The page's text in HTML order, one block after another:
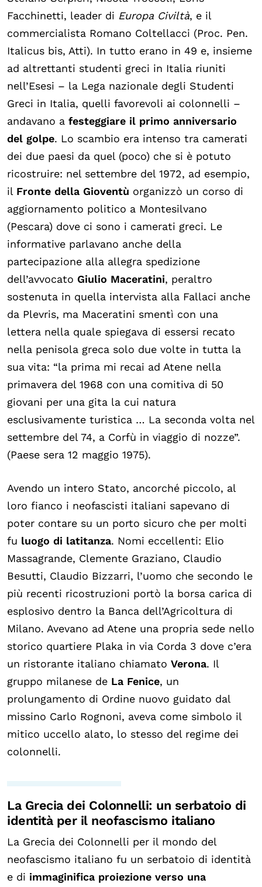
Facchinetti, leader di Europa Civiltà, e il
commercialista Romano Coltellacci (Proc. Pen.
Italicus bis, Atti). In tutto erano in 49 e, insieme
ad altrettanti studenti greci in Italia riuniti
nell’Esesi – la Lega nazionale degli Studenti
Greci in Italia, quelli favorevoli ai colonnelli –
andavano a festeggiare il primo anniversario
del golpe. Lo scambio era intenso tra camerati
dei due paesi da quel (poco) che si è potuto
ricostruire: nel settembre del 1972, ad esempio,
il Fronte della Gioventù organizzò un corso di
aggiornamento politico a Montesilvano
(Pescara) dove ci sono i camerati greci. Le
informative parlavano anche della
partecipazione alla allegra spedizione
dell’avvocato Giulio Maceratini, peraltro
sostenuta in quella intervista alla Fallaci anche
da Plevris, ma Maceratini smentì con una
lettera nella quale spiegava di essersi recato
nella penisola greca solo due volte in tutta la
sua vita: “la prima mi recai ad Atene nella
primavera del 1968 con una comitiva di 50
giovani per una gita la cui natura
esclusivamente turistica … La seconda volta nel
settembre del 74, a Corfù in viaggio di nozze”.
(Paese sera 12 maggio 1975).
Avendo un intero Stato, ancorché piccolo, al
loro fianco i neofascisti italiani sapevano di
poter contare su un porto sicuro che per molti
fu luogo di latitanza. Nomi eccellenti: Elio
Massagrande, Clemente Graziano, Claudio
Besutti, Claudio Bizzarri, l’uomo che secondo le
più recenti ricostruzioni portò la borsa carica di
esplosivo dentro la Banca dell’Agricoltura di
Milano. Avevano ad Atene una propria sede nello
storico quartiere Plaka in via Corda 3 dove c’era
un ristorante italiano chiamato Verona. Il
gruppo milanese de La Fenice, un
prolungamento di Ordine nuovo guidato dal
missino Carlo Rognoni, aveva come simbolo il
mitico uccello alato, lo stesso del regime dei
colonnelli.
La Grecia dei Colonnelli: un serbatoio di
identità per il neofascismo italiano
La Grecia dei Colonnelli per il mondo del
neofascismo italiano fu un serbatoio di identità
e di immaginifica proiezione verso una